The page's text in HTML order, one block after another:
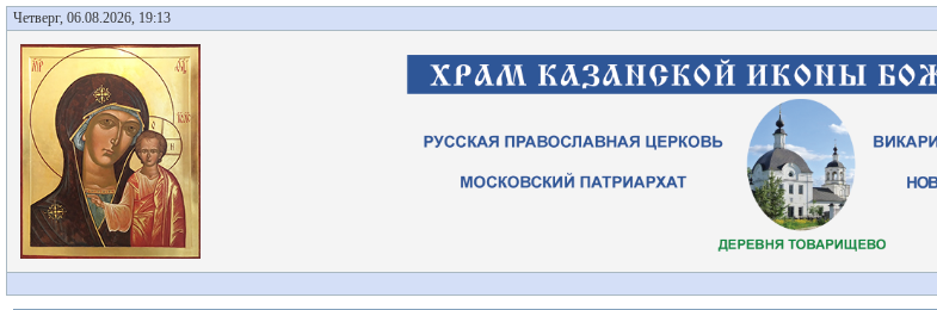
Четверг, 06.08.2026, 19:13